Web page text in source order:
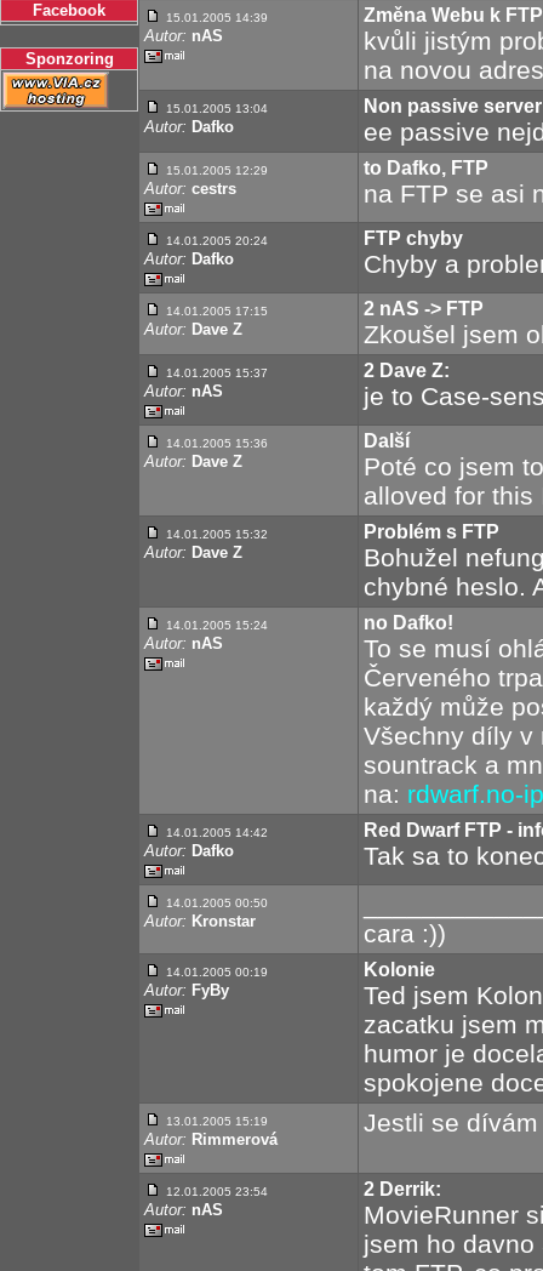
Facebook
Sponzoring
15.01.2005 14:39
Autor: nAS
Změna Webu k FTP
kvůli jistým
na novou
15.01.2005 13:04
Autor: Dafko
Non passive server
ee passive
15.01.2005 12:29
Autor: cestrs
to Dafko, FTP
na FTP se asi
14.01.2005 20:24
Autor: Dafko
FTP chyby
Chyby a
14.01.2005 17:15
Autor: Dave Z
2 nAS -> FTP
Zkoušel jsem
14.01.2005 15:37
Autor: nAS
2 Dave Z:
je to Case-
14.01.2005 15:36
Autor: Dave Z
Další
Poté co jsem
alloved for this
14.01.2005 15:32
Autor: Dave Z
Problém s FTP
Bohužel
chybné heslo.
14.01.2005 15:24
Autor: nAS
no Dafko!
To se musí
Červeného
každý může
Všechny díly v
sountrack a
na: rdwarf.no-
14.01.2005 14:42
Autor: Dafko
Red Dwarf FTP -
Tak sa to
14.01.2005 00:50
Autor: Kronstar
cara :))
14.01.2005 00:19
Autor: FyBy
Kolonie
Ted jsem
zacatku jsem
humor je
spokojene
13.01.2005 15:19
Autor: Rimmerová
Jestli se
12.01.2005 23:54
Autor: nAS
2 Derrik:
MovieRunner
jsem ho